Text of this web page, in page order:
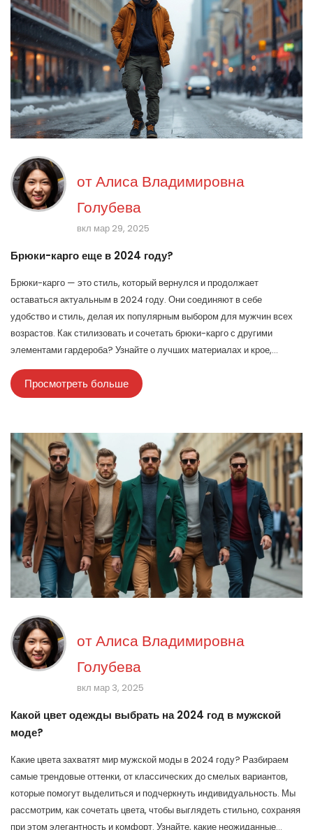
отАлиса Владимировна
Голубева
вкл мар 29, 2025
Брюки-карго еще в 2024 году?
Брюки-карго — это стиль, который вернулся и продолжает
оставаться актуальным в 2024 году. Они соединяют в себе
удобство и стиль, делая их популярным выбором для мужчин всех
возрастов. Как стилизовать и сочетать брюки-карго с другими
элементами гардероба? Узнайте о лучших материалах и крое,
которые остаются актуальными в этом году.
Просмотреть больше
отАлиса Владимировна
Голубева
вкл мар 3, 2025
Какой цвет одежды выбрать на 2024 год в мужской
моде?
Какие цвета захватят мир мужской моды в 2024 году? Разбираем
самые трендовые оттенки, от классических до смелых вариантов,
которые помогут выделиться и подчеркнуть индивидуальность. Мы
рассмотрим, как сочетать цвета, чтобы выглядеть стильно, сохраняя
при этом элегантность и комфорт. Узнайте, какие неожиданные